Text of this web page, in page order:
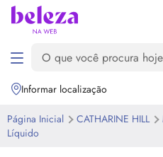
Informar localização
Página Inicial CATHARINE HILL
Líquido